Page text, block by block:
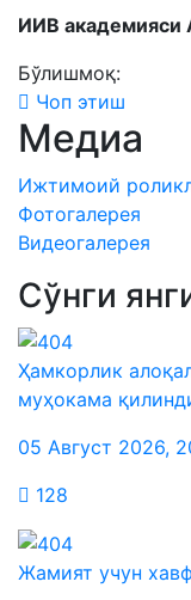
ИИВ академияси
Бўлишмоқ:
Чоп этиш
Медиа
Ижтимоий
Фотогалерея
Видеогалерея
Сўнги
Ҳамкорлик
муҳокама
05 Август 2026,
128
Жамият учун